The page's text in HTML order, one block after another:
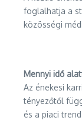
foglalhatja a
közösségi
Mennyi idő
Az énekesi
tényezőtől
és a piaci